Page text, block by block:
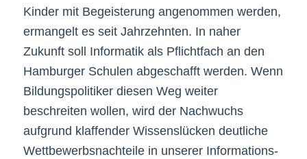
Kinder mit Begeisterung angenommen werden,
ermangelt es seit Jahrzehnten. In naher
Zukunft soll Informatik als Pflichtfach an den
Hamburger Schulen abgeschafft werden. Wenn
Bildungspolitiker diesen Weg weiter
beschreiten wollen, wird der Nachwuchs
aufgrund klaffender Wissenslücken deutliche
Wettbewerbsnachteile in unserer Informations-